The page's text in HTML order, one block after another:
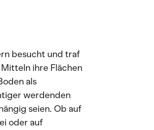
besucht und traf
ihre Flächen
als
werdenden
seien. Ob auf
oder auf